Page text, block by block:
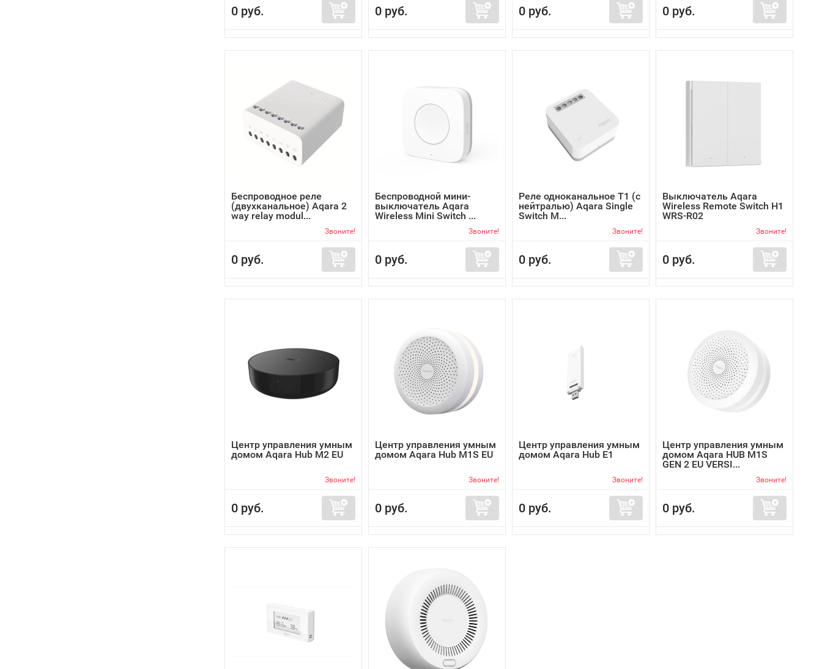
0 руб. 0 руб. 0 руб. 0 руб.
Беспроводное реле
(двухканальное) Aqara 2
way relay modul...
Звоните!
0 руб.
Беспроводной мини-
выключатель Aqara
Wireless Mini Switch ...
Звоните!
0 руб.
Реле одноканальное T1 (с
нейтралью) Aqara Single
Switch M...
Звоните!
0 руб.
Выключатель Aqara
Wireless Remote Switch H1
WRS-R02
Звоните!
0 руб.
Центр управления умным
домом Aqara Hub M2 EU
Звоните!
0 руб.
Центр управления умным
домом Aqara Hub M1S EU
Звоните!
0 руб.
Центр управления умным
домом Aqara Hub E1
Звоните!
0 руб.
Центр управления умным
домом Aqara HUB M1S
GEN 2 EU VERSI...
Звоните!
0 руб.